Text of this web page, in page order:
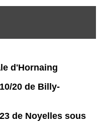
d'Hornaing
20 de Billy-
de Noyelles sous